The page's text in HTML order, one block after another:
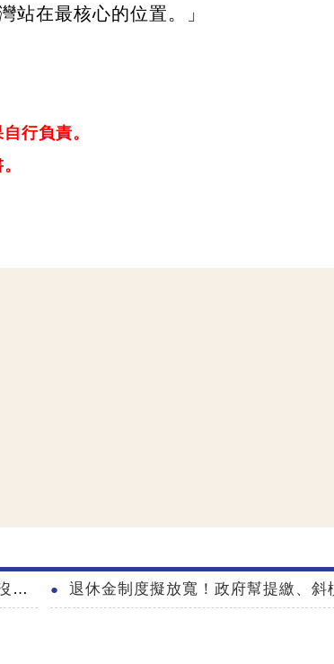
站在最核心的位置。」
行負責。
退休金制度擬放寬！政府幫提繳、斜槓能